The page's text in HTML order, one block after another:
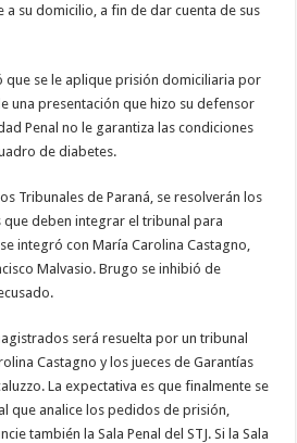
su domicilio, a fin de dar cuenta de sus
que se le aplique prisión domiciliaria por
una presentación que hizo su defensor
Penal no le garantiza las condiciones
de diabetes.
Tribunales de Paraná, se resolverán los
deben integrar el tribunal para
integró con María Carolina Castagno,
Malvasio. Brugo se inhibió de
será resuelta por un tribunal
Castagno y los jueces de Garantías
La expectativa es que finalmente se
que analice los pedidos de prisión,
también la Sala Penal del STJ. Si la Sala